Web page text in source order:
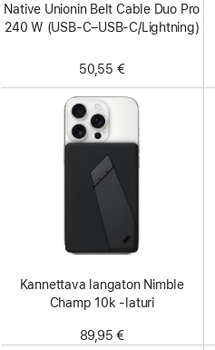
Native Unionin Belt Cable Duo Pro
240 W (USB-C–USB-C/Lightning)
50,55 €
Kannettava langaton Nimble
Champ 10k -laturi
89,95 €